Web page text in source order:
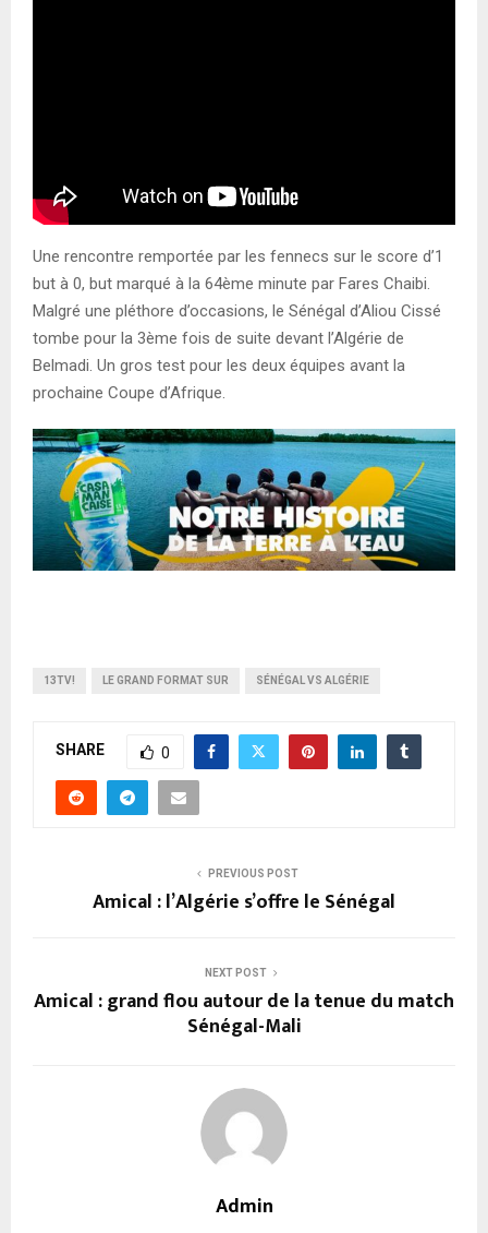
Une rencontre remportée par les fennecs sur le score d’1
but à 0, but marqué à la 64ème minute par Fares Chaibi.
Malgré une pléthore d’occasions, le Sénégal d’Aliou Cissé
tombe pour la 3ème fois de suite devant l’Algérie de
Belmadi. Un gros test pour les deux équipes avant la
prochaine Coupe d’Afrique.
13TV! LE GRAND FORMAT SUR SÉNÉGAL VS ALGÉRIE
SHARE 0
PREVIOUS POST
Amical : l’Algérie s’offre le Sénégal
NEXT POST
Amical : grand flou autour de la tenue du match
Sénégal-Mali
Admin